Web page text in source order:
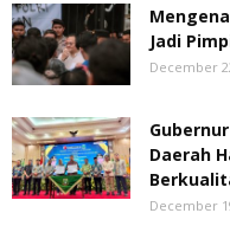
Jadi
December
Daerah
December